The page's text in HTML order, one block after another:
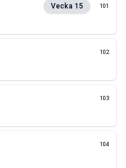
Vecka 15 101
102
103
104